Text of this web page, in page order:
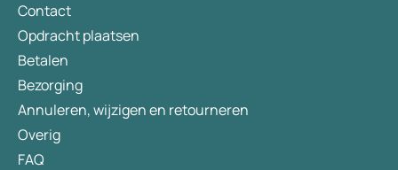
Contact
Opdracht plaatsen
Betalen
Bezorging
Annuleren, wijzigen en retourneren
Overig
FAQ